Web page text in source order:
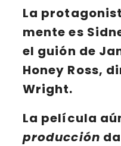
La
mente es
el guión de
Honey Ross,
Wright.
La película
producción